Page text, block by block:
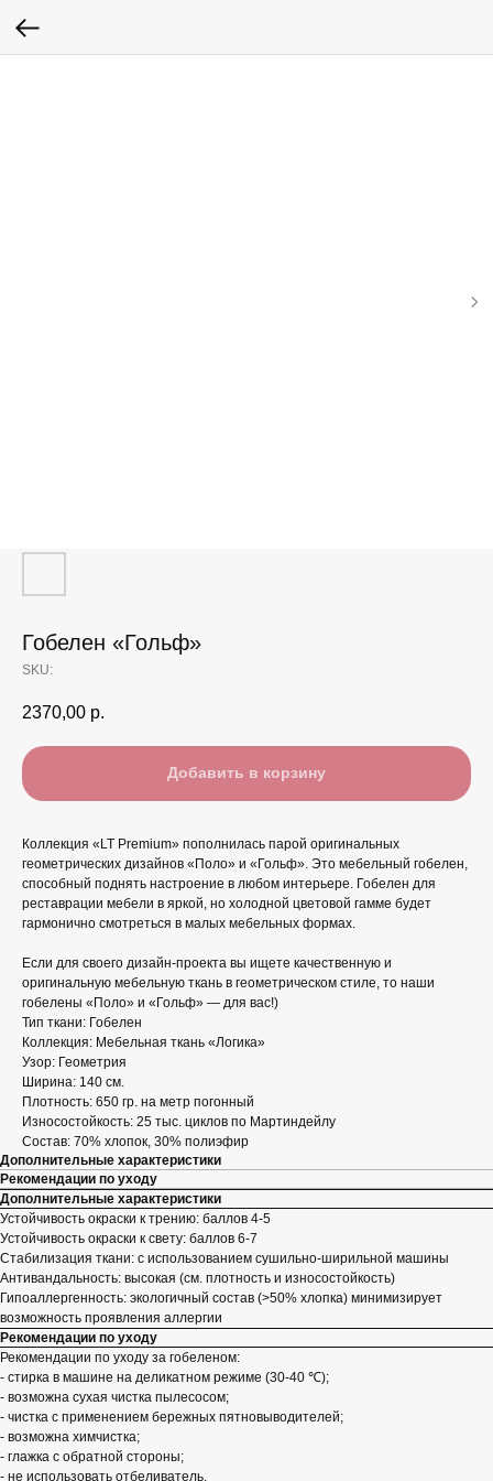
Гобелен «Гольф»
SKU:
2370,00 р.
Добавить в корзину
Коллекция «LT Premium» пополнилась парой оригинальных
геометрических дизайнов «Поло» и «Гольф». Это мебельный гобелен,
способный поднять настроение в любом интерьере. Гобелен для
реставрации мебели в яркой, но холодной цветовой гамме будет
гармонично смотреться в малых мебельных формах.
Если для своего дизайн-проекта вы ищете качественную и
оригинальную мебельную ткань в геометрическом стиле, то наши
гобелены «Поло» и «Гольф» — для вас!)
Тип ткани: Гобелен
Коллекция: Мебельная ткань «Логика»
Узор: Геометрия
Ширина: 140 см.
Плотность: 650 гр. на метр погонный
Износостойкость: 25 тыс. циклов по Мартиндейлу
Состав: 70% хлопок, 30% полиэфир
Дополнительные характеристики
Рекомендации по уходу
Дополнительные характеристики
Устойчивость окраски к трению: баллов 4-5
Устойчивость окраски к свету: баллов 6-7
Стабилизация ткани: с использованием сушильно-ширильной машины
Антивандальность: высокая (см. плотность и износостойкость)
Гипоаллергенность: экологичный состав (>50% хлопка) минимизирует
возможность проявления аллергии
Рекомендации по уходу
Рекомендации по уходу за гобеленом:
- стирка в машине на деликатном режиме (30-40 ℃);
- возможна сухая чистка пылесосом;
- чистка с применением бережных пятновыводителей;
- возможна химчистка;
- глажка с обратной стороны;
- не использовать отбеливатель.